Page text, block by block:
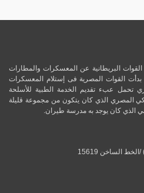
القوات البريطانية عن المعسكرات والمطارات
القوات المصرية فى إستلام المعسكرات
تحمل عبء تقديم الخدمة الطبية للأسلحة
المصري الذي كان يتكون من مجموعة قليلة
الذي كان يوجد به مدرسة طيران.